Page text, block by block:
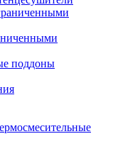
поддоны